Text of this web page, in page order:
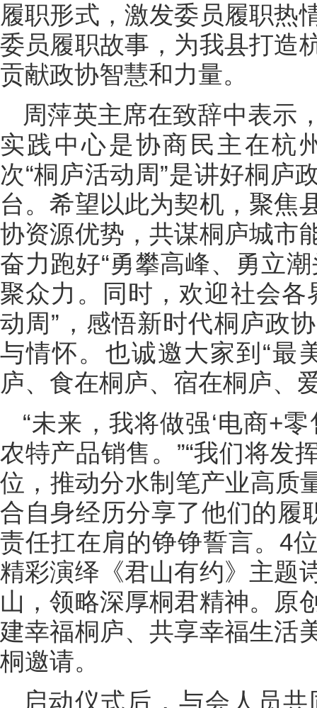
履职形式，激发委员履职热
委员履职故事，为我县打造
贡献政协智慧和力量。
周萍英主席在致辞中表示
实践中心是协商民主在杭
次“桐庐活动周”是讲好桐庐
台。希望以此为契机，聚焦
协资源优势，共谋桐庐城市
奋力跑好“勇攀高峰、勇立
聚众力。同时，欢迎社会
动周”，感悟新时代桐庐政
与情怀。也诚邀大家到“最
庐、食在桐庐、宿在桐庐、
“未来，我将做强‘电商+
农特产品销售。”“我们将发
位，推动分水制笔产业高质
合自身经历分享了他们的履
责任扛在肩的铮铮誓言。4
精彩演绎《君山有约》主题
山，领略深厚桐君精神。原
建幸福桐庐、共享幸福生活
桐邀请。
启动仪式后，与会人员共